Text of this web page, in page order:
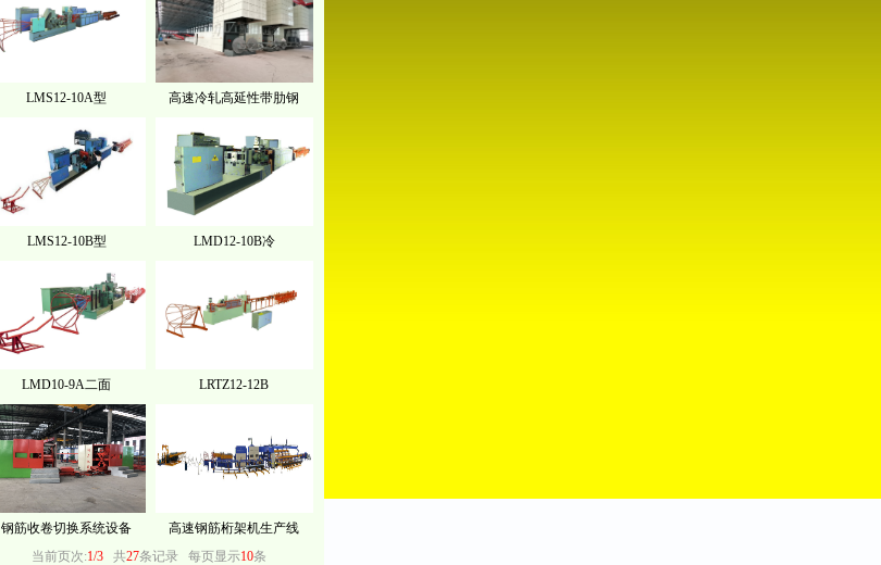
LMS12-10A型 高速冷轧高延性带肋钢
LMS12-10B型 LMD12-10B冷
LMD10-9A二面 LRTZ12-12B
钢筋收卷切换系统设备
高速钢筋桁架机生产线
当前页次:1/3 共27条记录 每页显示10条